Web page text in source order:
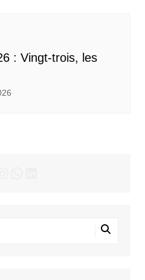
: Vingt-trois, les